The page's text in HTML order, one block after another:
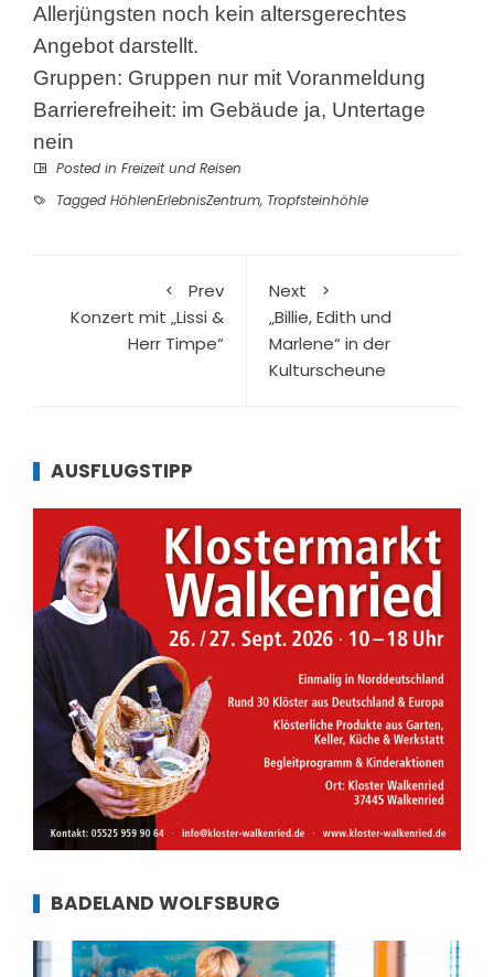
Allerjüngsten noch kein altersgerechtes
Angebot darstellt.
Gruppen: Gruppen nur mit Voranmeldung
Barrierefreiheit: im Gebäude ja, Untertage
nein
Posted in Freizeit und Reisen
Tagged HöhlenErlebnisZentrum, Tropfsteinhöhle
Prev
Konzert mit „Lissi &
Herr Timpe“
Next
„Billie, Edith und
Marlene“ in der
Kulturscheune
AUSFLUGSTIPP
BADELAND WOLFSBURG